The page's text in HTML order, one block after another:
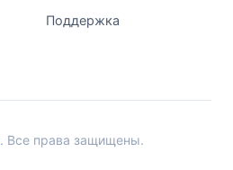
Поддержка
. Все права защищены.